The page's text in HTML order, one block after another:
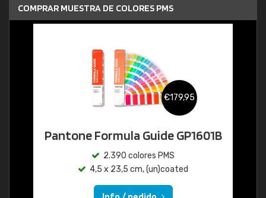
COMPRAR MUESTRA DE COLORES PMS
€179,95
Pantone Formula Guide GP1601B
2.390 colores PMS
4,5 x 23,5 cm, (un)coated